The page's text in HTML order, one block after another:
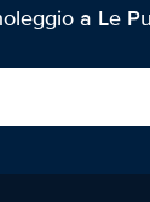
a Le